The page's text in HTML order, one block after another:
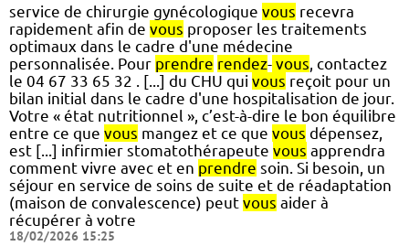
service de chirurgie gynécologique vous recevra
rapidement afin de vous proposer les traitements
optimaux dans le cadre d'une médecine
personnalisée. Pour prendre rendez- vous, contactez
le 04 67 33 65 32 . [...] du CHU qui vous reçoit pour un
bilan initial dans le cadre d'une hospitalisation de jour.
Votre « état nutritionnel », c’est-à-dire le bon équilibre
entre ce que vous mangez et ce que vous dépensez,
est [...] infirmier stomatothérapeute vous apprendra
comment vivre avec et en prendre soin. Si besoin, un
séjour en service de soins de suite et de réadaptation
(maison de convalescence) peut vous aider à
récupérer à votre
18/02/2026 15:25